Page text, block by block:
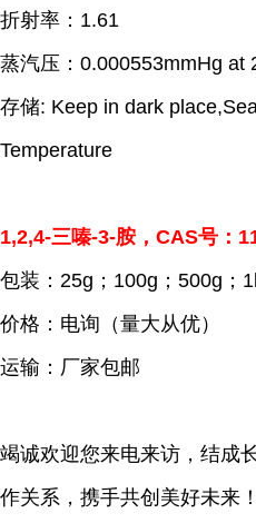
折射率：1.61
蒸汽压：0.000553mmHg at
存储: Keep in dark
Temperature
1,2,4-三嗪-3-胺，CAS号：
包装：25g；100g；500g；
价格：电询（量大从优）
运输：厂家包邮
竭诚欢迎您来电来访，结成
作关系，携手共创美好未来！